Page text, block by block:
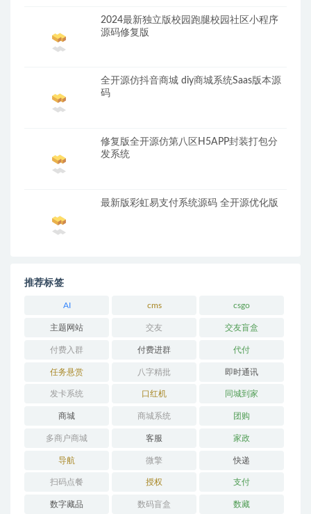
2024最新独立版校园跑腿校园社区小程序
源码修复版
全开源仿抖音商城 diy商城系统Saas版本源
码
修复版全开源仿第八区H5APP封装打包分
发系统
最新版彩虹易支付系统源码 全开源优化版
推荐标签
AI cms csgo
主题网站 交友 交友盲盒
付费入群 付费进群 代付
任务悬赏 八字精批 即时通讯
发卡系统 口红机 同城到家
商城 商城系统 团购
多商户商城 客服 家政
导航 微擎 快递
扫码点餐 授权 支付
数字藏品 数码盲盒 数藏